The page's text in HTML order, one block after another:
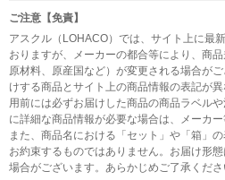
ご注意【免責】
アスクル（LOHACO）では、サイト上に最
おりますが、メーカーの都合等により、商
原材料、原産国など）が変更される場合が
けする商品とサイト上の商品情報の表記が
用前には必ずお届けした商品の商品ラベル
に詳細な商品情報が必要な場合は、メーカー
また、商品名における「セット」や「箱」
お約束するものではありません。お届け形
場合がございます。あらかじめご了承くださ